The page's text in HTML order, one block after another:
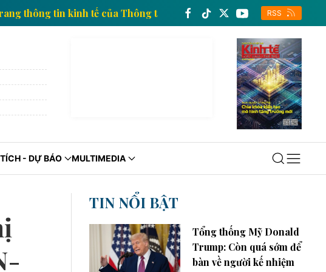
Trang thông tin kinh tế của Thông tấn xã Việt Nam RSS
- DỰ BÁO MULTIMEDIA
TIN NỔI BẬT
Tổng thống Mỹ Donald
Trump: Còn quá sớm để
bàn về người kế nhiệm